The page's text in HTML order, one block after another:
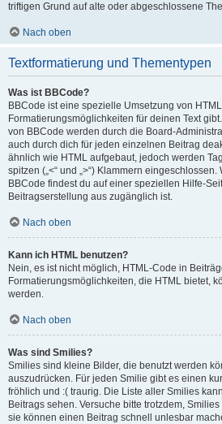
triftigen Grund auf alte oder abgeschlossene
Nach oben
Textformatierung und Thementypen
Was ist BBCode?
BBCode ist eine spezielle Umsetzung von
Formatierungsmöglichkeiten für deinen Text
von BBCode werden durch die Board-
auch durch dich für jeden einzelnen Beitrag
ähnlich wie HTML aufgebaut, jedoch werden
spitzen („<“ und „>“) Klammern
BBCode findest du auf einer speziellen Hilfe-
Beitragserstellung aus zugänglich ist.
Nach oben
Kann ich HTML benutzen?
Nein, es ist nicht möglich, HTML-Code in
Formatierungsmöglichkeiten, die HTML bietet,
werden.
Nach oben
Was sind Smilies?
Smilies sind kleine Bilder, die benutzt werden
auszudrücken. Für jeden Smilie gibt es einen
fröhlich und :( traurig. Die Liste aller Smilies
Beitrags sehen. Versuche bitte trotzdem,
sie können einen Beitrag schnell unlesbar